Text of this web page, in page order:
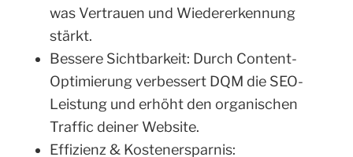
was Vertrauen und Wiedererkennung
stärkt.
Bessere Sichtbarkeit: Durch Content-
Optimierung verbessert DQM die SEO-
Leistung und erhöht den organischen
Traffic deiner Website.
Effizienz & Kostenersparnis: